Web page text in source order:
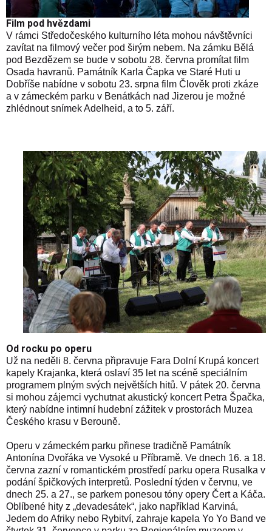
Film pod hvězdami
V rámci Středočeského kulturního léta mohou návštěvníci
zavítat na filmový večer pod širým nebem. Na zámku Bělá
pod Bezdězem se bude v sobotu 28. června promítat film
Osada havranů. Památník Karla Čapka ve Staré Huti u
Dobříše nabídne v sobotu 23. srpna film Člověk proti zkáze
a v zámeckém parku v Benátkách nad Jizerou je možné
zhlédnout snímek Adelheid, a to 5. září.
Od rocku po operu
Už na neděli 8. června připravuje Fara Dolní Krupá koncert
kapely Krajanka, která oslaví 35 let na scéně speciálním
programem plným svých největších hitů. V pátek 20. června
si mohou zájemci vychutnat akustický koncert Petra Špačka,
který nabídne intimní hudební zážitek v prostorách Muzea
Českého krasu v Berouně.
Operu v zámeckém parku přinese tradičně Památník
Antonína Dvořáka ve Vysoké u Příbramě. Ve dnech 16. a 18.
června zazní v romantickém prostředí parku opera Rusalka v
podání špičkových interpretů. Poslední týden v červnu, ve
dnech 25. a 27., se parkem ponesou tóny opery Čert a Káča.
Oblíbené hity z „devadesátek“, jako například Karviná,
Jedem do Afriky nebo Rybitví, zahraje kapela Yo Yo Band ve